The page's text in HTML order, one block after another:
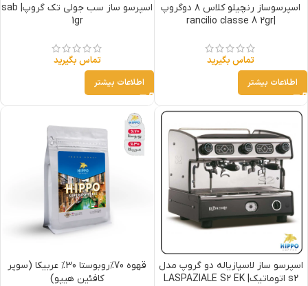
اسپرسوساز رنچیلو کلاس ۸ دوگروپ
|rancilio classe 8 2gr
تماس بگیرید
اطلاعات بیشتر
اسپرسو ساز سب جولی تک گروپ| sab
1gr
تماس بگیرید
اطلاعات بیشتر
اسپرسو ساز لاسپازیاله دو گروپ مدل
s2 اتوماتیک| LASPAZIALE S2 EK
قهوه 70%روبوستا 30% عربیکا (سوپر
کافئین هیپو)